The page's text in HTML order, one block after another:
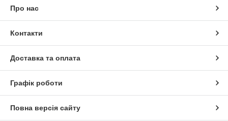
Про нас
Контакти
Доставка та оплата
Графік роботи
Повна версія сайту